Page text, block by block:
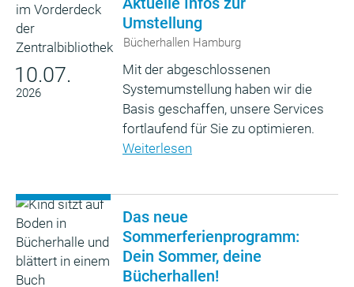
10.07.
2026
Umstellung
Bücherhallen Hamburg
Mit der abgeschlossenen
Systemumstellung haben wir die
Basis geschaffen, unsere Services
fortlaufend für Sie zu optimieren.
Weiterlesen
Das neue
Sommerferienprogramm:
Dein Sommer, deine
Bücherhallen!